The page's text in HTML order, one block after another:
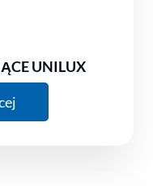
UNILUX